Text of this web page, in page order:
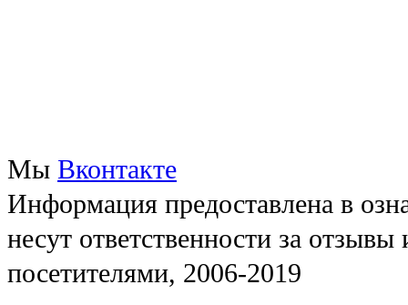
Мы Вконтакте
Информация предоставлена в
несут ответственности за
посетителями, 2006-2019